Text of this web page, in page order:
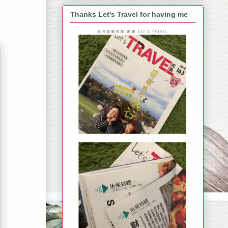
Thanks Let's Travel for having me